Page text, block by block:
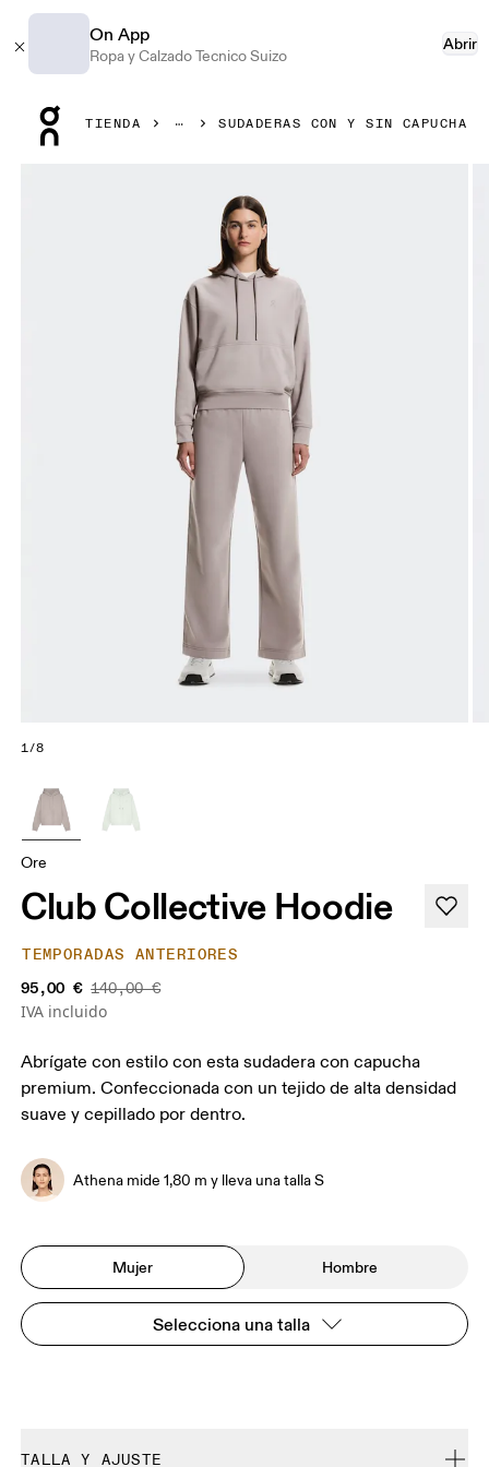
On App
Ropa y Calzado Tecnico Suizo
Abrir
TIENDA SUDADERAS CON Y SIN CAPUCHA
1/8
Ore
Club Collective Hoodie
TEMPORADAS ANTERIORES
95,00 € 140,00 €
IVA incluido
Abrígate con estilo con esta sudadera con capucha
premium. Confeccionada con un tejido de alta densidad
suave y cepillado por dentro.
Athena mide 1,80 m y lleva una talla S
Mujer Hombre
Selecciona una talla
TALLA Y AJUSTE